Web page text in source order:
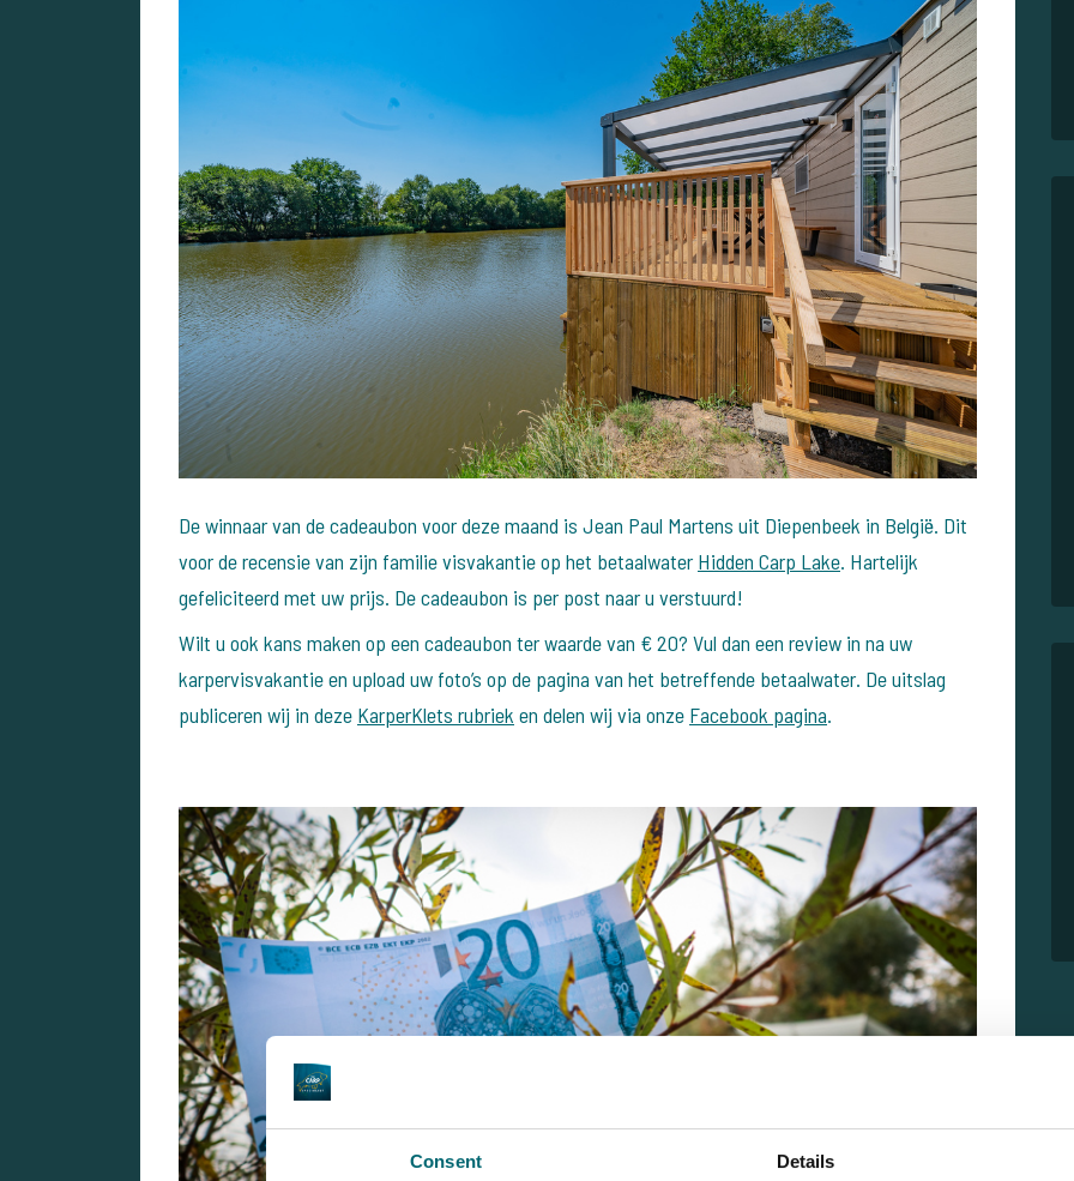
Consent Details
De winnaar van de cadeaubon voor deze maand is Jean Paul Martens uit Diepenbeek in België. Dit
voor de recensie van zijn familie visvakantie op het betaalwater Hidden Carp Lake. Hartelijk
gefeliciteerd met uw prijs. De cadeaubon is per post naar u verstuurd!
Wilt u ook kans maken op een cadeaubon ter waarde van € 20? Vul dan een review in na uw
karpervisvakantie en upload uw foto’s op de pagina van het betreffende betaalwater. De uitslag
publiceren wij in deze KarperKlets rubriek en delen wij via onze Facebook pagina.